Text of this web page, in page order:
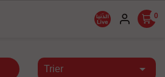
0
Trier 